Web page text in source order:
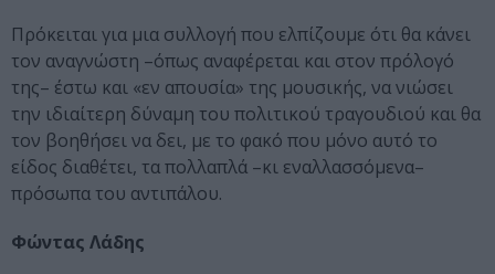
Πρόκειται για μια συλλογή που ελπίζουμε ότι θα κάνει
τον αναγνώστη –όπως αναφέρεται και στον πρόλογό
της– έστω και «εν απουσία» της μουσικής, να νιώσει
την ιδιαίτερη δύναμη του πολιτικού τραγουδιού και θα
τον βοηθήσει να δει, με το φακό που μόνο αυτό το
είδος διαθέτει, τα πολλαπλά –κι εναλλασσόμενα–
πρόσωπα του αντιπάλου.
Φώντας Λάδης